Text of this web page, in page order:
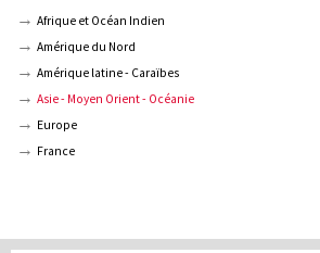
Afrique et Océan Indien
Amérique du Nord
Amérique latine - Caraïbes
Asie - Moyen Orient - Océanie
Europe
France